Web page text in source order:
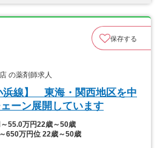
保存する
の薬剤師求人
浜線】 東海・関西地区を中
ーン展開しています
～55.0万円22歳～50歳
650万円位 22歳～50歳